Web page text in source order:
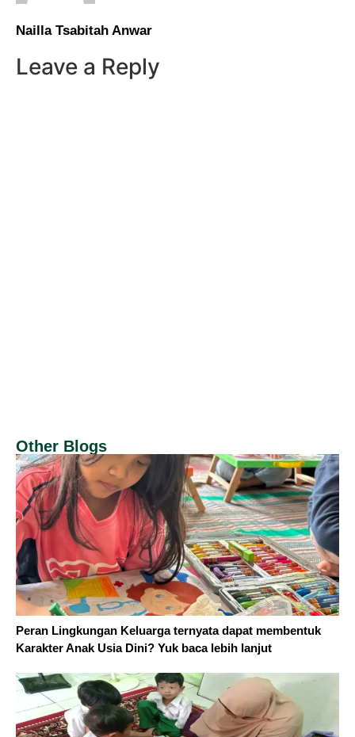
Nailla Tsabitah Anwar
Leave a Reply
Other Blogs
Peran Lingkungan Keluarga ternyata dapat membentuk
Karakter Anak Usia Dini? Yuk baca lebih lanjut